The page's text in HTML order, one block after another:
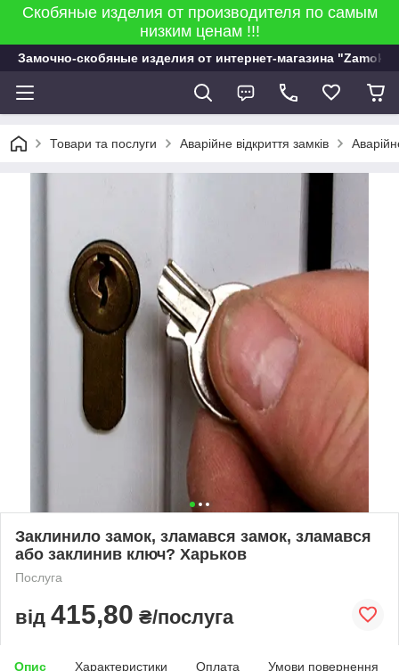
Скобяные изделия от производителя по самым
низким ценам !!!
Замочно-скобяные изделия от интернет-магазина "Zamok
Товари та послуги Аварійне відкриття замків
Заклинило замок, зламався замок, зламався
або заклинив ключ? Харьков
Послуга
від 415,80 ₴/послуга
Опис Характеристики Оплата Умови повернення